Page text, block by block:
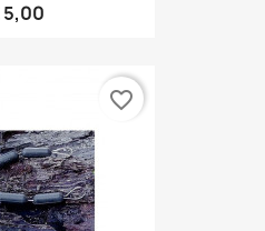
5,00
favorite_border